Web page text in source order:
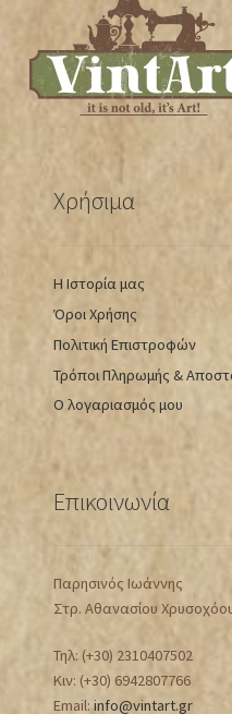
Χρήσιμα
Η Ιστορία μας
Όροι Χρήσης
Πολιτική Επιστροφών
Τρόποι Πληρωμής &
Ο λογαριασμός μου
Επικοινωνία
Παρησινός Ιωάννης
Στρ. Αθανασίου
Τηλ: (+30) 2310407502
Κιν: (+30) 6942807766
Email:info@vintart.gr